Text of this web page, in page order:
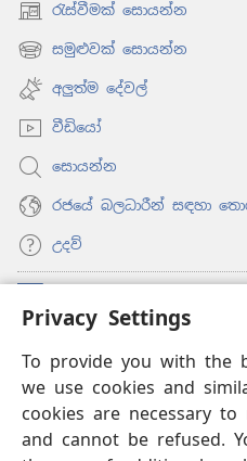
Privacy Settings
To provide you with the
we use cookies and
cookies are necessary
and cannot be refused.
රැස්වීමක් සොයන්න
(opens
new
window)
සමුළුවක් සොයන්න
(opens
new
window)
අලුත්ම දේවල්
වීඩියෝ
සොයන්න
රජයේ බලධාරීන් සඳහා
උදව්
(opens
new
ඔන්ලයින් ලයිබ්‍රරි
(opens
new
window)JW Hub
(opens
new
‘JW ලයිබ්‍රරි’